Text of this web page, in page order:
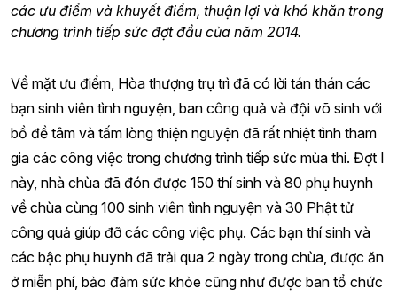
các ưu điểm và khuyết điểm, thuận lợi và khó khăn trong
chương trình tiếp sức đợt đầu của năm 2014.
Về mặt ưu điểm, Hòa thượng trụ trì đã có lời tán thán các
bạn sinh viên tình nguyện, ban công quả và đội võ sinh với
bồ đề tâm và tấm lòng thiện nguyện đã rất nhiệt tình tham
gia các công việc trong chương trình tiếp sức mùa thi. Đợt I
này, nhà chùa đã đón được 150 thí sinh và 80 phụ huynh
về chùa cùng 100 sinh viên tình nguyện và 30 Phật tử
công quả giúp đỡ các công việc phụ. Các bạn thí sinh và
các bậc phụ huynh đã trải qua 2 ngày trong chùa, được ăn
ở miễn phí, bảo đảm sức khỏe cũng như được ban tổ chức